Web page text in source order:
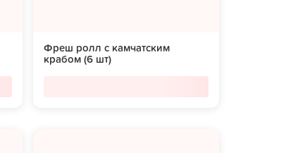
Фреш ролл с камчатским
крабом (6 шт)